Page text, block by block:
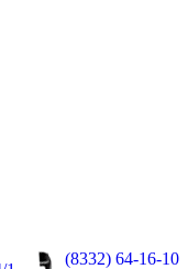
(8332) 64-16-10